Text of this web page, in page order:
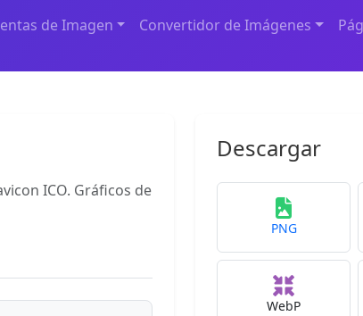
de Imagen Convertidor de Imágenes
ICO. Gráficos de
Descargar
PNG
WebP